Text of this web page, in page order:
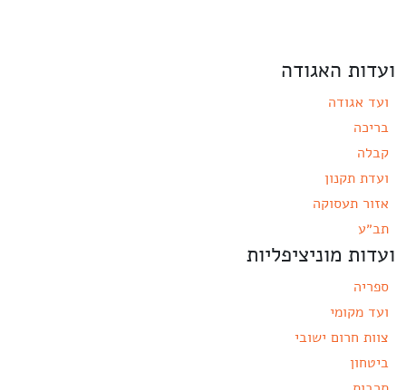
ועדות האגודה
ועד אגודה
בריכה
קבלה
ועדת תקנון
אזור תעסוקה
תב״ע
ועדות מוניציפליות
ספריה
ועד מקומי
צוות חרום ישובי
ביטחון